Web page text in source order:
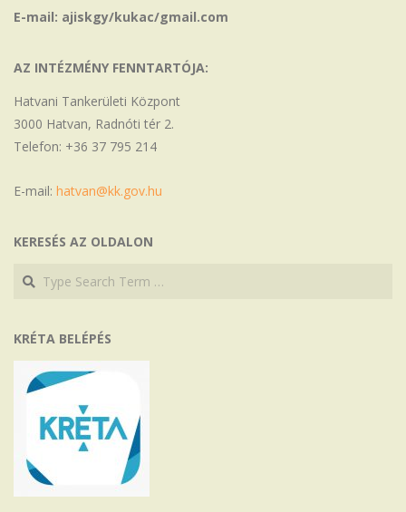
E-mail: ajiskgy/kukac/gmail.com
AZ INTÉZMÉNY FENNTARTÓJA:
Hatvani Tankerületi Központ
3000 Hatvan, Radnóti tér 2.
Telefon: +36 37 795 214
E-mail: hatvan@kk.gov.hu
KERESÉS AZ OLDALON
Search
Search
KRÉTA BELÉPÉS